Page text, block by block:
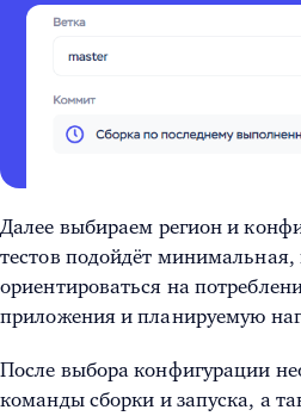
Далее выбираем регион и
тестов подойдёт
ориентироваться на
приложения и планируемую
После выбора конфигурации
команды сборки и запуска, а